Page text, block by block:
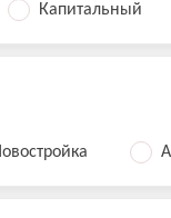
Капитальный